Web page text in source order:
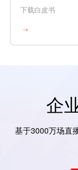
下载白皮书
企
基于3000万场直